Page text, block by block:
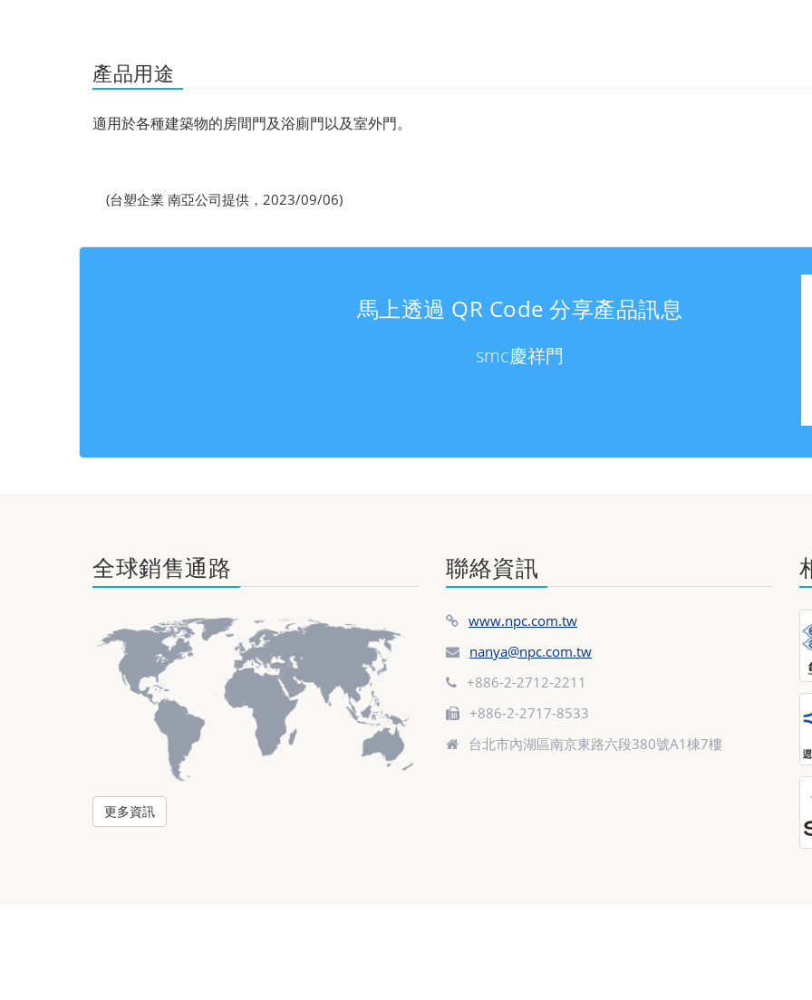
產品用途
適用於各種建築物的房間門及浴廁門以及室外門。
(台塑企業 南亞公司提供，2023/09/06)
馬上透過 QR Code 分享產品訊息
smc慶祥門
全球銷售通路
更多資訊
聯絡資訊
www.npc.com.tw
nanya@npc.com.tw
+886-2-2712-2211
+886-2-2717-8533
台北市內湖區南京東路六段380號A1棟7樓